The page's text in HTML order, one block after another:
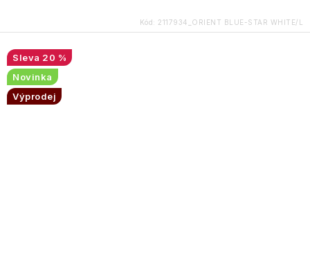
Kód: 2117934_ORIENT BLUE-STAR WHITE/L
20 %
Novinka
Výprodej